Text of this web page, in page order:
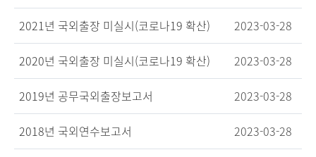
2021년 국외출장 미실시(코로나19 확산) 2023-03-28
2020년 국외출장 미실시(코로나19 확산) 2023-03-28
2019년 공무국외출장보고서 2023-03-28
2018년 국외연수보고서 2023-03-28